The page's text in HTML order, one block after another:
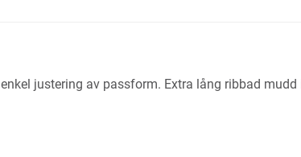
justering av passform. Extra lång ribbad